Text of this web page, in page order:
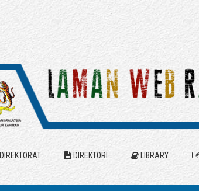
DIREKTORAT DIREKTORI LIBRARY